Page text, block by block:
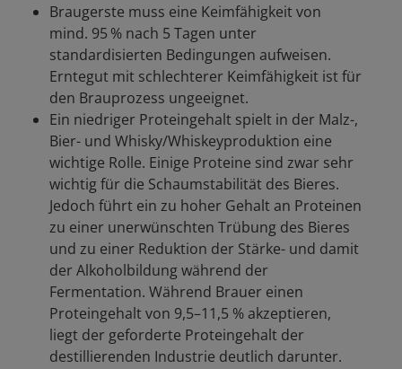
Braugerste muss eine Keimfähigkeit von
mind. 95 % nach 5 Tagen unter
standardisierten Bedingungen aufweisen.
Erntegut mit schlechterer Keimfähigkeit ist für
den Brauprozess ungeeignet.
Ein niedriger Proteingehalt spielt in der Malz-,
Bier- und Whisky/Whiskeyproduktion eine
wichtige Rolle. Einige Proteine sind zwar sehr
wichtig für die Schaumstabilität des Bieres.
Jedoch führt ein zu hoher Gehalt an Proteinen
zu einer unerwünschten Trübung des Bieres
und zu einer Reduktion der Stärke- und damit
der Alkoholbildung während der
Fermentation. Während Brauer einen
Proteingehalt von 9,5–11,5 % akzeptieren,
liegt der geforderte Proteingehalt der
destillierenden Industrie deutlich darunter.